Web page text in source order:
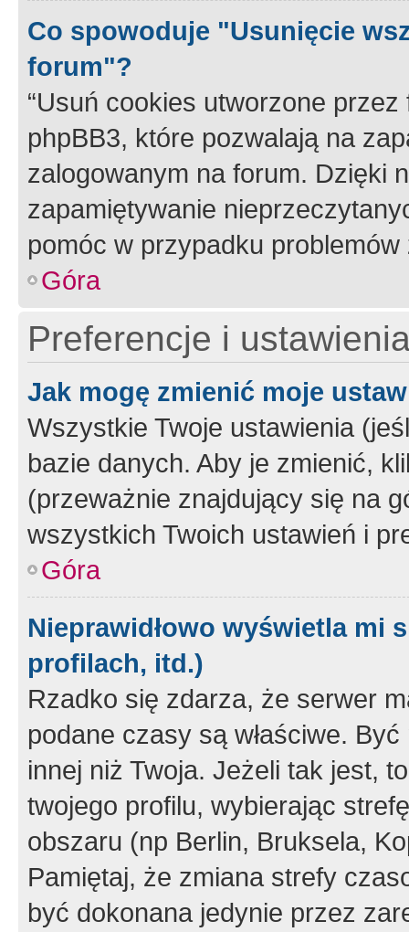
Co spowoduje "Usunięcie
forum"?
“Usuń cookies utworzone
phpBB3, które pozwalają na
zalogowanym na forum. Dzięki
zapamiętywanie
pomóc w przypadku
Góra
Preferencje i
Jak mogę zmienić moje
Wszystkie Twoje ustawienia
bazie danych. Aby je zmienić,
(przeważnie znajdujący się na
wszystkich Twoich ustawień i
Góra
Nieprawidłowo wyświetla mi
profilach, itd.)
Rzadko się zdarza, że serwer
podane czasy są właściwe.
innej niż Twoja. Jeżeli tak jest,
twojego profilu, wybierając
obszaru (np Berlin, Bruksela,
Pamiętaj, że zmiana strefy
być dokonana jedynie przez